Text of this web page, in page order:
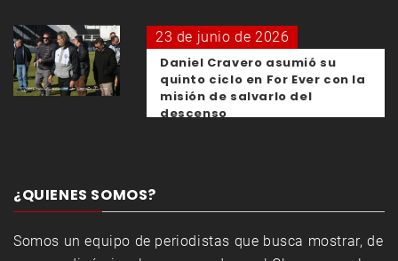
23 de junio de 2026
Daniel Cravero asumió su
quinto ciclo en For Ever con la
misión de salvarlo del
descenso
¿QUIENES SOMOS?
Somos un equipo de periodistas que busca mostrar, de